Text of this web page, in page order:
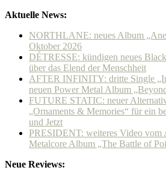
Aktuelle News:
NORTHLANE: neues Album
Oktober 2026
DÉTRESSE: kündigen neues
über das Elend der Menschheit
AFTER INFINITY: dritte Single
neuen Power Metal Album
FUTURE STATIC: neuer
„Ornaments & Memories“ für ein
und Jetzt
PRESIDENT: weiteres Video vom
Metalcore Album „The Battle of
Neue Reviews: